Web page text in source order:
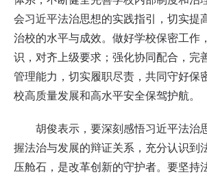
会习近平法治思想的实践指引，切实提
治校的水平与成效。做好学校保密工作
识，对齐上级要求；强化协同配合，完
管理能力，切实履职尽责，共同守好保
校高质量发展和高水平安全保驾护航。
胡俊表示，要深刻感悟习近平法治
握法治与发展的辩证关系，充分认识到
压舱石，是改革创新的守护者。要坚持